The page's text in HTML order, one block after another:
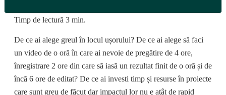
Timp de lectură 3 min.
De ce ai alege greul în locul ușorului? De ce ai alege să faci
un video de o oră în care ai nevoie de pregătire de 4 ore,
înregistrare 2 ore din care să iasă un rezultat finit de o oră și de
încă 6 ore de editat? De ce ai investi timp și resurse în proiecte
care sunt greu de făcut dar impactul lor nu e atât de rapid